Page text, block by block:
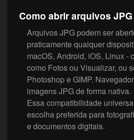
Como abrir arquivos JPG
Arquivos JPG podem ser
praticamente qualquer
macOS, Android, iOS, Linux -
como Fotos ou Visualizar, ou
Photoshop e GIMP.
imagens JPG de forma nativa.
Essa compatibilidade
escolha preferida para
e documentos digitais.